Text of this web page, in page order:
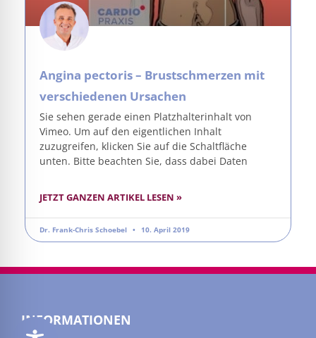
Angina pectoris – Brustschmerzen mit
verschiedenen Ursachen
Sie sehen gerade einen Platzhalterinhalt von
Vimeo. Um auf den eigentlichen Inhalt
zuzugreifen, klicken Sie auf die Schaltfläche
unten. Bitte beachten Sie, dass dabei Daten
JETZT GANZEN ARTIKEL LESEN »
Dr. Frank-Chris Schoebel 10. April 2019
INFORMATIONEN